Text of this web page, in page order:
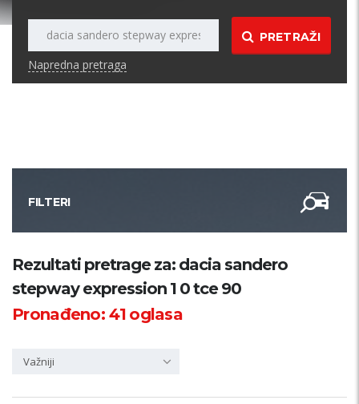
PRETRAŽI
Napredna pretraga
FILTERI
Kategorija
Županija
Rezultati pretrage za: dacia sandero
stepway expression 1 0 tce 90
Pronađeno:41oglasa
Važniji